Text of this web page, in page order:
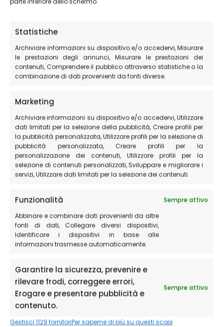
Statistiche
Archiviare informazioni su dispositivo e/o accedervi, Misurare
le prestazioni degli annunci, Misurare le prestazioni dei
contenuti, Comprendere il pubblico attraverso statistiche o la
combinazione di dati provenienti da fonti diverse.
Marketing
Archiviare informazioni su dispositivo e/o accedervi, Utilizzare
dati limitati per la selezione della pubblicità, Creare profili per
la pubblicità personalizzata, Utilizzare profili per la selezione di
pubblicità personalizzata, Creare profili per la
personalizzazione dei contenuti, Utilizzare profili per la
selezione di contenuti personalizzati, Sviluppare e migliorare i
servizi, Utilizzare dati limitati per la selezione dei contenuti.
Funzionalità
Sempre attivo
Abbinare e combinare dati provenienti da altre
fonti di dati, Collegare diversi dispositivi,
Identificare i dispositivi in base alle
informazioni trasmesse automaticamente.
Garantire la sicurezza, prevenire e
rilevare frodi, correggere errori,
Erogare e presentare pubblicità e
contenuto.
Sempre attivo
Gestisci 1129 fornitoriPer saperne di più su questi scopi
Dove dormire nei Sibillini
25 Luglio 2025
Idee su dove dormire nei Sibillini: scopri Castelluccio di
risposta è semplice: Castelluccio di Norcia è il punto
tutto »